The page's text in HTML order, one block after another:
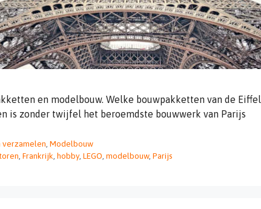
en modelbouw. Welke bouwpakketten van de
is zonder twijfel het beroemdste bouwwerk van Parijs
verzamelen Modelbouw
Frankrijk hobby, LEGO modelbouw, Parijs